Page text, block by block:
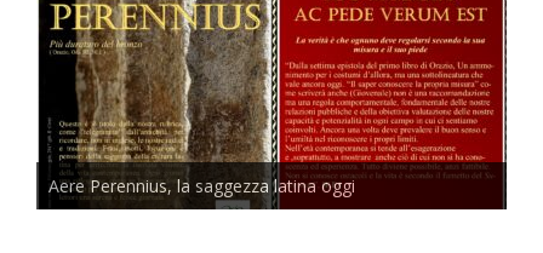
Aere Perennius, la saggezza latina oggi